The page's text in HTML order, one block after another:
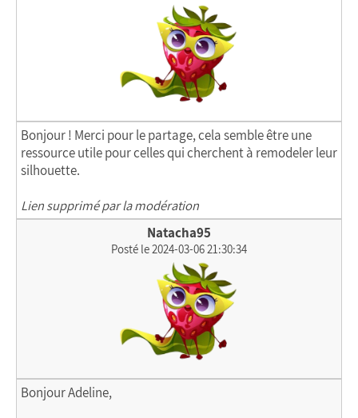
Bonjour ! Merci pour le partage, cela semble être une
ressource utile pour celles qui cherchent à remodeler leur
silhouette.
Lien supprimé par la modération
Natacha95
Posté le 2024-03-06 21:30:34
Bonjour Adeline,